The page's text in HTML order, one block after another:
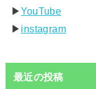
▶︎YouTube
▶︎ instagram
最近の投稿